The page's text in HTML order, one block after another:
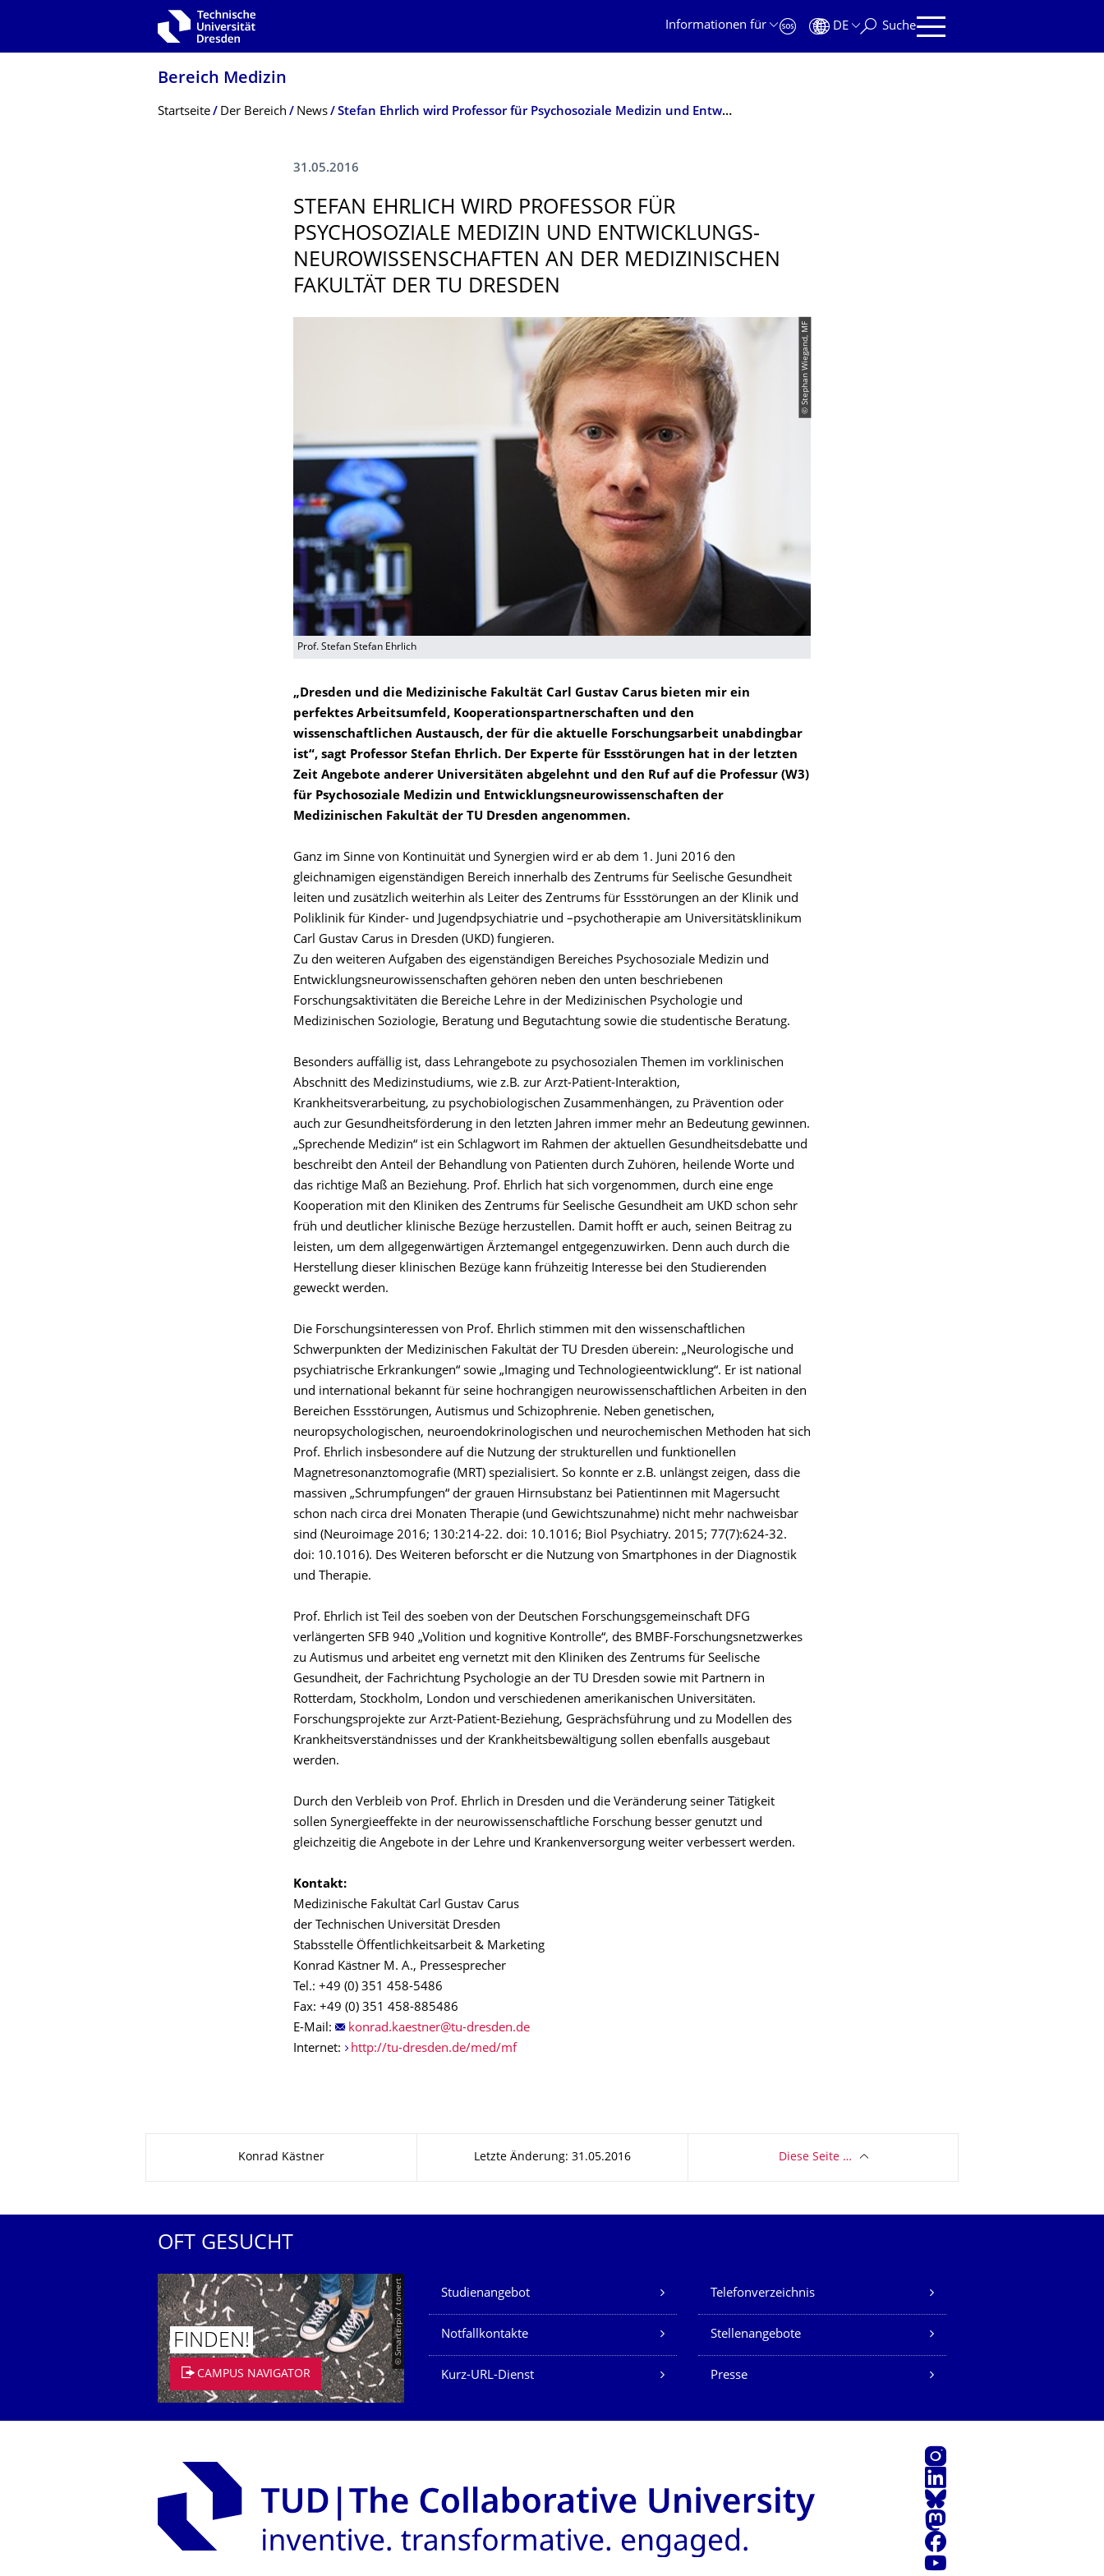
Zur Hauptnavigation springen
Informationen für
DE Suche
Bereich Medizin
Breadcrumb-Menü
Startseite Der Bereich News Stefan Ehrlich wird Professor für Psychosoziale Medizin und Entwicklungsneurowissenschaften an der Medizinischen Fakultät der TU Dresden
31.05.2016
STEFAN EHRLICH WIRD PROFESSOR FÜR
PSYCHOSOZIALE MEDIZIN UND ENTWICKLUNGS­
NEUROWISSEN­SCHAFTEN AN DER MEDIZINISCHEN
FAKULTÄT DER TU DRESDEN
© Stephan Wiegand, MF
Prof. Stefan Stefan Ehrlich
„Dresden und die Medizinische Fakultät Carl Gustav Carus bieten mir ein
perfektes Arbeitsumfeld, Kooperationspartnerschaften und den
wissenschaftlichen Austausch, der für die aktuelle Forschungsarbeit unabdingbar
ist“, sagt Professor Stefan Ehrlich. Der Experte für Essstörungen hat in der letzten
Zeit Angebote anderer Universitäten abgelehnt und den Ruf auf die Professur (W3)
für Psychosoziale Medizin und Entwicklungsneurowissenschaften der
Medizinischen Fakultät der TU Dresden angenommen.
Ganz im Sinne von Kontinuität und Synergien wird er ab dem 1. Juni 2016 den
gleichnamigen eigenständigen Bereich innerhalb des Zentrums für Seelische Gesundheit
leiten und zusätzlich weiterhin als Leiter des Zentrums für Essstörungen an der Klinik und
Poliklinik für Kinder- und Jugendpsychiatrie und –psychotherapie am Universitätsklinikum
Carl Gustav Carus in Dresden (UKD) fungieren.
Zu den weiteren Aufgaben des eigenständigen Bereiches Psychosoziale Medizin und
Entwicklungsneurowissenschaften gehören neben den unten beschriebenen
Forschungsaktivitäten die Bereiche Lehre in der Medizinischen Psychologie und
Medizinischen Soziologie, Beratung und Begutachtung sowie die studentische Beratung.
Besonders auffällig ist, dass Lehrangebote zu psychosozialen Themen im vorklinischen
Abschnitt des Medizinstudiums, wie z.B. zur Arzt-Patient-Interaktion,
Krankheitsverarbeitung, zu psychobiologischen Zusammenhängen, zu Prävention oder
auch zur Gesundheitsförderung in den letzten Jahren immer mehr an Bedeutung gewinnen.
„Sprechende Medizin“ ist ein Schlagwort im Rahmen der aktuellen Gesundheitsdebatte und
beschreibt den Anteil der Behandlung von Patienten durch Zuhören, heilende Worte und
das richtige Maß an Beziehung. Prof. Ehrlich hat sich vorgenommen, durch eine enge
Kooperation mit den Kliniken des Zentrums für Seelische Gesundheit am UKD schon sehr
früh und deutlicher klinische Bezüge herzustellen. Damit hofft er auch, seinen Beitrag zu
leisten, um dem allgegenwärtigen Ärztemangel entgegenzuwirken. Denn auch durch die
Herstellung dieser klinischen Bezüge kann frühzeitig Interesse bei den Studierenden
geweckt werden.
Die Forschungsinteressen von Prof. Ehrlich stimmen mit den wissenschaftlichen
Schwerpunkten der Medizinischen Fakultät der TU Dresden überein: „Neurologische und
psychiatrische Erkrankungen“ sowie „Imaging und Technologieentwicklung“. Er ist national
und international bekannt für seine hochrangigen neurowissenschaftlichen Arbeiten in den
Bereichen Essstörungen, Autismus und Schizophrenie. Neben genetischen,
neuropsychologischen, neuroendokrinologischen und neurochemischen Methoden hat sich
Prof. Ehrlich insbesondere auf die Nutzung der strukturellen und funktionellen
Magnetresonanztomografie (MRT) spezialisiert. So konnte er z.B. unlängst zeigen, dass die
massiven „Schrumpfungen“ der grauen Hirnsubstanz bei Patientinnen mit Magersucht
schon nach circa drei Monaten Therapie (und Gewichtszunahme) nicht mehr nachweisbar
sind (Neuroimage 2016; 130:214-22. doi: 10.1016; Biol Psychiatry. 2015; 77(7):624-32.
doi: 10.1016). Des Weiteren beforscht er die Nutzung von Smartphones in der Diagnostik
und Therapie.
Prof. Ehrlich ist Teil des soeben von der Deutschen Forschungsgemeinschaft DFG
verlängerten SFB 940 „Volition und kognitive Kontrolle“, des BMBF-Forschungsnetzwerkes
zu Autismus und arbeitet eng vernetzt mit den Kliniken des Zentrums für Seelische
Gesundheit, der Fachrichtung Psychologie an der TU Dresden sowie mit Partnern in
Rotterdam, Stockholm, London und verschiedenen amerikanischen Universitäten.
Forschungsprojekte zur Arzt-Patient-Beziehung, Gesprächsführung und zu Modellen des
Krankheitsverständnisses und der Krankheitsbewältigung sollen ebenfalls ausgebaut
werden.
Durch den Verbleib von Prof. Ehrlich in Dresden und die Veränderung seiner Tätigkeit
sollen Synergieeffekte in der neurowissenschaftliche Forschung besser genutzt und
gleichzeitig die Angebote in der Lehre und Krankenversorgung weiter verbessert werden.
Kontakt:
Medizinische Fakultät Carl Gustav Carus
der Technischen Universität Dresden
Stabsstelle Öffentlichkeitsarbeit & Marketing
Konrad Kästner M. A., Pressesprecher
Tel.: +49 (0) 351 458-5486
Fax: +49 (0) 351 458-885486
E-Mail:
Internet:
http://tu-dresden.de/med/mf
Konrad Kästner Letzte Änderung: 31.05.2016 Diese Seite …
OFT GESUCHT
© Smarterpix / tomert
FINDEN!
CAMPUS NAVIGATOR
Unsere Dienste
Studienangebot Telefonverzeichnis
Notfallkontakte Stellenangebote
Kurz-URL-Dienst Presse
Instagram
LinkedIn
Bluesky
Mastodon
Facebook
Youtube